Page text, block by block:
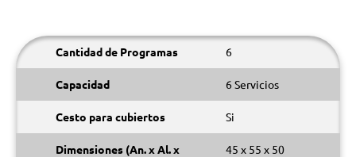
Cantidad de Programas 6
Capacidad 6 Servicios
Cesto para cubiertos Si
Dimensiones (An. x Al. x
45 x 55 x 50